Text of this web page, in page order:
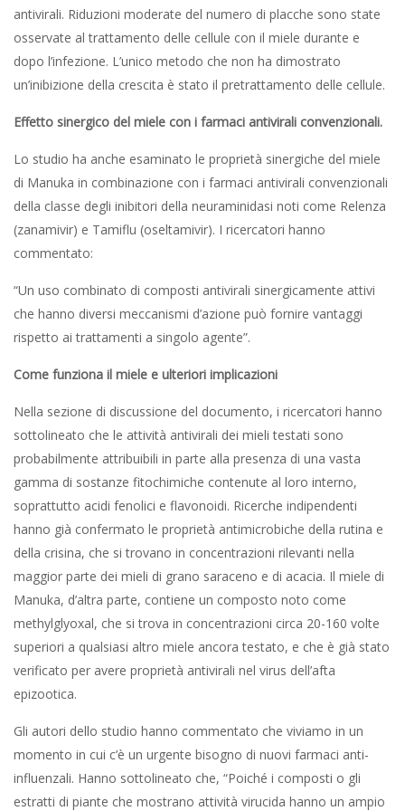
antivirali. Riduzioni moderate del numero di placche sono state
osservate al trattamento delle cellule con il miele durante e
dopo l’infezione. L’unico metodo che non ha dimostrato
un’inibizione della crescita è stato il pretrattamento delle cellule.
Effetto sinergico del miele con i farmaci antivirali convenzionali.
Lo studio ha anche esaminato le proprietà sinergiche del miele
di Manuka in combinazione con i farmaci antivirali convenzionali
della classe degli inibitori della neuraminidasi noti come Relenza
(zanamivir) e Tamiflu (oseltamivir). I ricercatori hanno
commentato:
“Un uso combinato di composti antivirali sinergicamente attivi
che hanno diversi meccanismi d’azione può fornire vantaggi
rispetto ai trattamenti a singolo agente”.
Come funziona il miele e ulteriori implicazioni
Nella sezione di discussione del documento, i ricercatori hanno
sottolineato che le attività antivirali dei mieli testati sono
probabilmente attribuibili in parte alla presenza di una vasta
gamma di sostanze fitochimiche contenute al loro interno,
soprattutto acidi fenolici e flavonoidi. Ricerche indipendenti
hanno già confermato le proprietà antimicrobiche della rutina e
della crisina, che si trovano in concentrazioni rilevanti nella
maggior parte dei mieli di grano saraceno e di acacia. Il miele di
Manuka, d’altra parte, contiene un composto noto come
methylglyoxal, che si trova in concentrazioni circa 20-160 volte
superiori a qualsiasi altro miele ancora testato, e che è già stato
verificato per avere proprietà antivirali nel virus dell’afta
epizootica.
Gli autori dello studio hanno commentato che viviamo in un
momento in cui c’è un urgente bisogno di nuovi farmaci anti-
influenzali. Hanno sottolineato che, “Poiché i composti o gli
estratti di piante che mostrano attività virucida hanno un ampio